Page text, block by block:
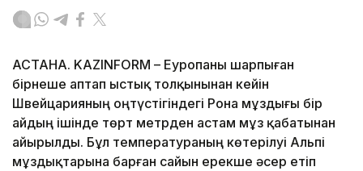
АСТАНА. KAZINFORM – Еуропаны шарпыған
бірнеше аптап ыстық толқынынан кейін
Швейцарияның оңтүстігіндегі Рона мұздығы бір
айдың ішінде төрт метрден астам мұз қабатынан
айырылды. Бұл температураның көтерілуі Альпі
мұздықтарына барған сайын ерекше әсер етіп